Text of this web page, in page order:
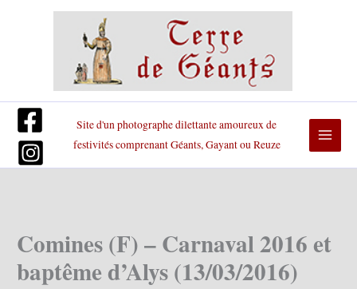
Site d'un photographe dilettante amoureux de
festivités comprenant Géants, Gayant ou Reuze
Comines (F) – Carnaval 2016 et
baptême d’Alys (13/03/2016)